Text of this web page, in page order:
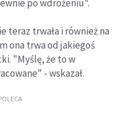
po wdrożeniu".
teraz trwała i również na
ona trwa od jakiegoś
"Myślę, że to w
- wskazał.